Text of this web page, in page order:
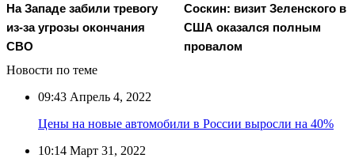
На Западе забили тревогу
из-за угрозы окончания
СВО
Соскин: визит Зеленского в
США оказался полным
провалом
Новости по теме
09:43 Апрель 4, 2022
Цены на новые автомобили в России выросли на 40%
10:14 Март 31, 2022